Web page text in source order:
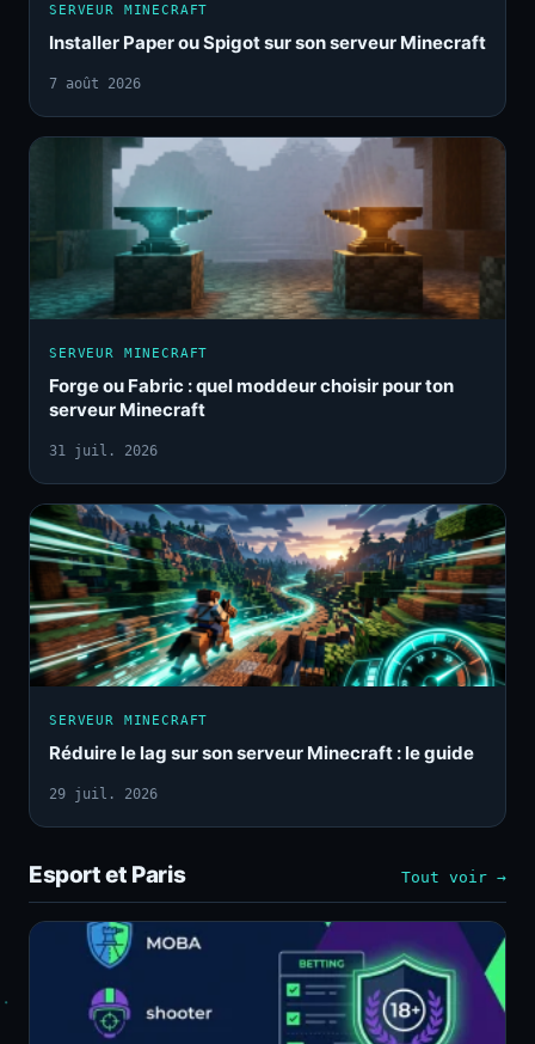
SERVEUR MINECRAFT
Installer Paper ou Spigot sur son serveur Minecraft
7 août 2026
SERVEUR MINECRAFT
Forge ou Fabric : quel moddeur choisir pour ton
serveur Minecraft
31 juil. 2026
SERVEUR MINECRAFT
Réduire le lag sur son serveur Minecraft : le guide
29 juil. 2026
Esport et Paris Tout voir →